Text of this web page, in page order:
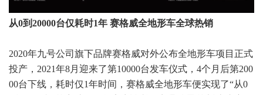
从0到20000台仅耗时1年 赛格威全地形车全球热销
2020年九号公司旗下品牌赛格威对外公布全地形车项目正式
投产，2021年8月迎来了第10000台发车仪式，4个月后第200
00台下线，耗时仅1年时间，赛格威全地形车便实现了“从0